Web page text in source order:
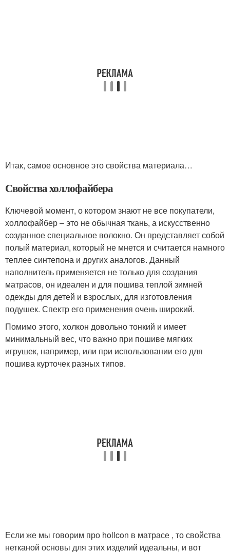
Итак, самое основное это свойства материала…
Свойства холлофайбера
Ключевой момент, о котором знают не все покупатели,
холлофайбер – это не обычная ткань, а искусственно
созданное специальное волокно. Он представляет собой
полый материал, который не мнется и считается намного
теплее синтепона и других аналогов. Данный
наполнитель применяется не только для создания
матрасов, он идеален и для пошива теплой зимней
одежды для детей и взрослых, для изготовления
подушек. Спектр его применения очень широкий.
Помимо этого, холкон довольно тонкий и имеет
минимальный вес, что важно при пошиве мягких
игрушек, например, или при использовании его для
пошива курточек разных типов.
Если же мы говорим про hollcon в матрасе , то свойства
нетканой основы для этих изделий идеальны, и вот